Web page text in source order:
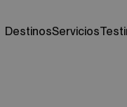
destinos servicios